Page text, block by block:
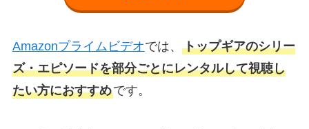
Amazonプライムビデオでは、 トップギアのシリー
ズ・エピソードを部分ごとにレンタルして視聴し
たい方におすすめです。